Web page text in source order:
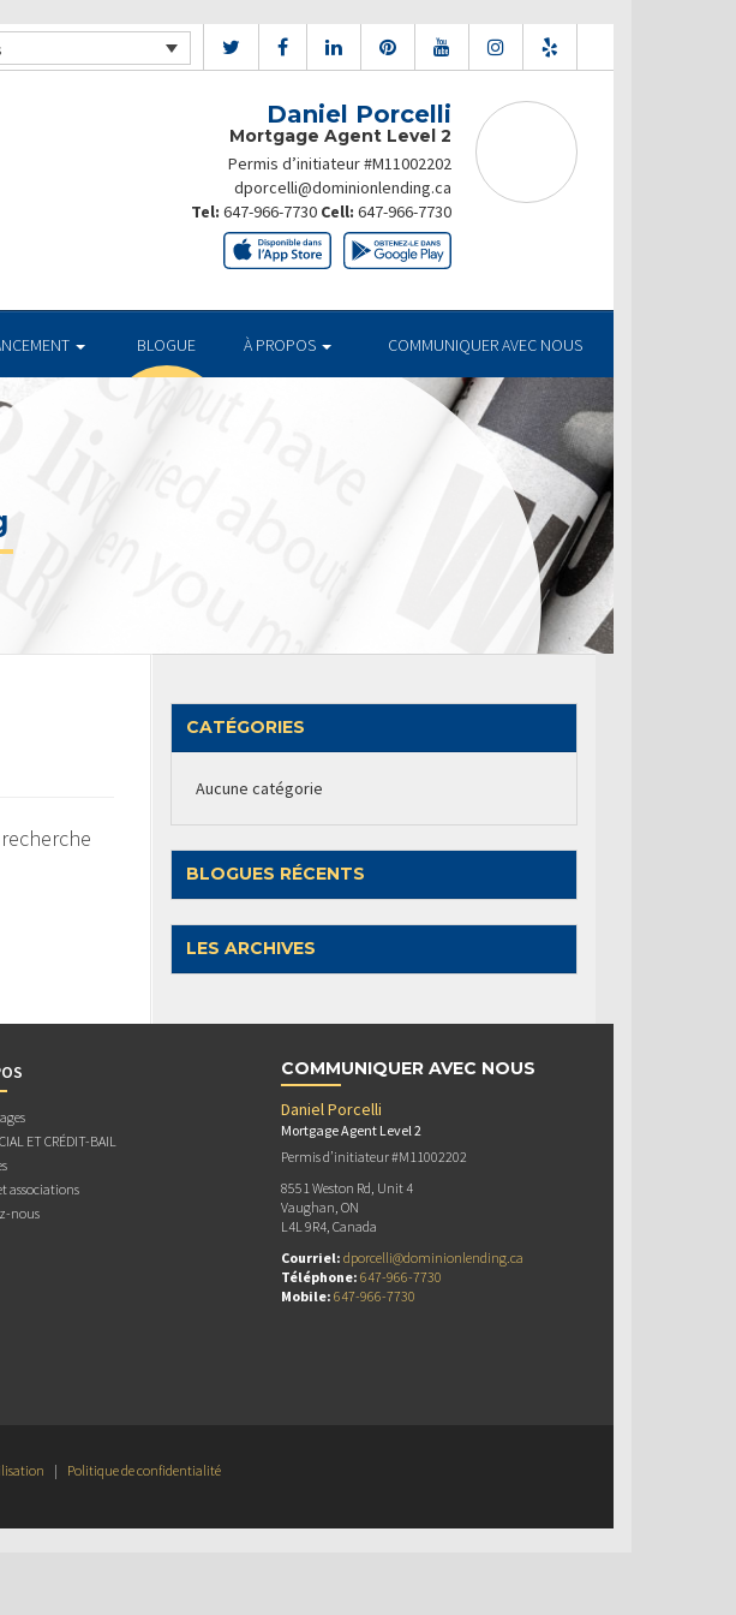
Daniel Porcelli
Mortgage Agent Level 2
Permis d’initiateur #M11002202
dporcelli@dominionlending.ca
Tel: 647-966-7730 Cell: 647-966-7730
BLOGUE À PROPOS COMMUNIQUER AVEC NOUS
CATÉGORIES
Aucune catégorie
BLOGUES RÉCENTS
LES ARCHIVES
ET CRÉDIT-BAIL
associations
nous
COMMUNIQUER AVEC NOUS
Daniel Porcelli
Mortgage Agent Level 2
Permis d’initiateur #M11002202
8551 Weston Rd, Unit 4
Vaughan, ON
L4L 9R4, Canada
Courriel: dporcelli@dominionlending.ca
Téléphone: 647-966-7730
Mobile: 647-966-7730
| Politique de confidentialité